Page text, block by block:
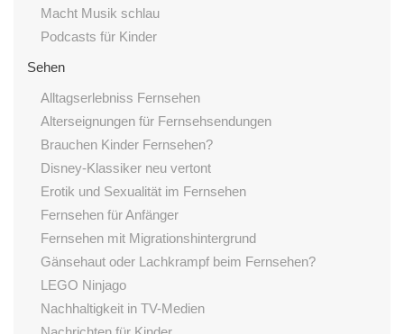
Macht Musik schlau
Podcasts für Kinder
Sehen
Alltagserlebniss Fernsehen
Alterseignungen für Fernsehsendungen
Brauchen Kinder Fernsehen?
Disney-Klassiker neu vertont
Erotik und Sexualität im Fernsehen
Fernsehen für Anfänger
Fernsehen mit Migrationshintergrund
Gänsehaut oder Lachkrampf beim Fernsehen?
LEGO Ninjago
Nachhaltigkeit in TV-Medien